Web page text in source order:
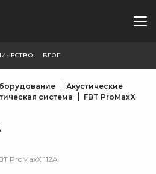
БЛОГ
Акустические
система
FBT ProMaxX